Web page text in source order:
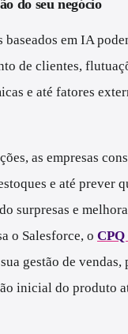
do seu negócio
em IA
de clientes,
e até fatores
as empresas
e até prever
surpresas e
o Salesforce, o CPQ
gestão de
inicial do produto